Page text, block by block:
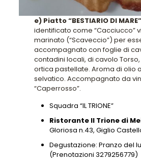
e) Piatto “BESTIARIO DI MARE”
identificato come “Cacciucco”
marinato (“Scaveccio”) per
accompagnato con foglie di
contadini locali, di cavolo
ortica pastellate. Aroma di olio
selvatico. Accompagnato da
“Caperrosso”.
Squadra “IL TRIONE”
Ristorante Il Trione di
Gloriosa n.43, Giglio
Degustazione: Pranzo del
(Prenotazioni 3279256779)